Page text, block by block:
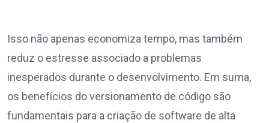
Isso não apenas economiza tempo, mas também
reduz o estresse associado a problemas
inesperados durante o desenvolvimento. Em suma,
os benefícios do versionamento de código são
fundamentais para a criação de software de alta